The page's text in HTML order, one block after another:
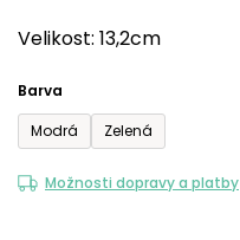
Velikost: 13,2cm
Barva
Modrá
Zelená
Možnosti dopravy a platby
5